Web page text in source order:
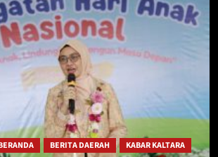
BERITA DAERAH KABAR KALTARA